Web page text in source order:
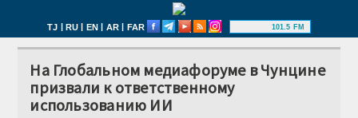
TJ | RU | EN | AR | FAR 101.5 FM
На Глобальном медиафоруме в Чунцине
призвали к ответственному
использованию ИИ